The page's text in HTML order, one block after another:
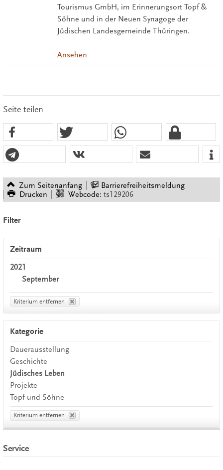
Tourismus GmbH, im Erinnerungsort Topf &
Söhne und in der Neuen Synagoge der
Jüdischen Landesgemeinde Thüringen.
Ansehen
Seite teilen
Zum Seitenanfang
Barrierefreiheitsmeldung
Drucken
Webcode: ts129206
Filter
Zeitraum
2021
September
Kriterium entfernen
Kategorie
Dauerausstellung
Geschichte
Jüdisches Leben
Projekte
Topf und Söhne
Kriterium entfernen
Service